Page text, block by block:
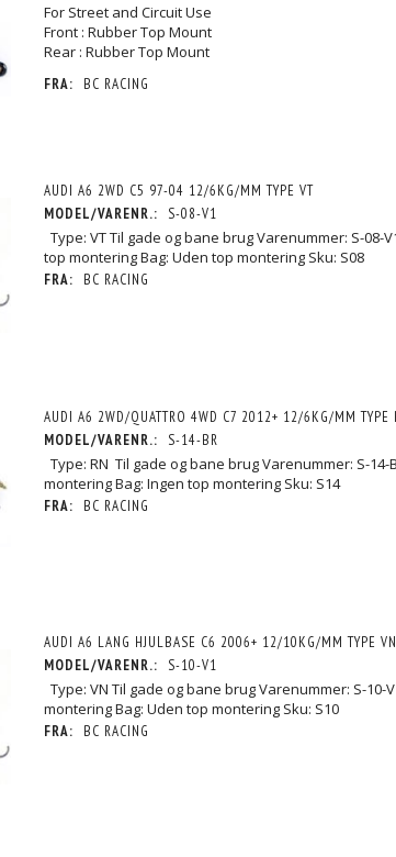
For Street and Circuit Use
Front : Rubber Top Mount
Rear : Rubber Top Mount
FRA: BC RACING
AUDI A6 2WD C5 97-04 12/6KG/MM TYPE VT
MODEL/VARENR.:
S-08-V1
Type: VT Til gade og bane brug Varenummer: S-08-
top montering Bag: Uden top montering Sku: S08
FRA: BC RACING
AUDI A6 2WD/QUATTRO 4WD C7 2012+ 12/6KG/MM TYPE
MODEL/VARENR.:
S-14-BR
Type: RN Til gade og bane brug Varenummer: S-14-
montering Bag: Ingen top montering Sku: S14
FRA: BC RACING
AUDI A6 LANG HJULBASE C6 2006+ 12/10KG/MM TYPE VN
MODEL/VARENR.:
S-10-V1
Type: VN Til gade og bane brug Varenummer: S-10-
montering Bag: Uden top montering Sku: S10
FRA: BC RACING